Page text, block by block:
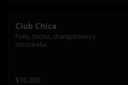
Club Chica
Pollo, tocino, champiñones y
mozzarella.
$10.200